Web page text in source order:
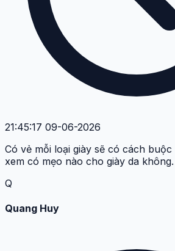
21:45:17 09-06-2026
Có vẻ mỗi loại giày sẽ có cách
xem có mẹo nào cho giày da không.
Q
Quang Huy